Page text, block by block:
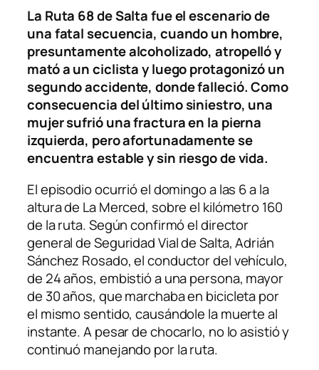
La Ruta 68 de Salta fue el escenario de
una fatal secuencia, cuando un hombre,
presuntamente alcoholizado, atropelló y
mató a un ciclista y luego protagonizó un
segundo accidente, donde falleció. Como
consecuencia del último siniestro, una
mujer sufrió una fractura en la pierna
izquierda, pero afortunadamente se
encuentra estable y sin riesgo de vida.
El episodio ocurrió el domingo a las 6 a la
altura de La Merced, sobre el kilómetro 160
de la ruta. Según confirmó el director
general de Seguridad Vial de Salta, Adrián
Sánchez Rosado, el conductor del vehículo,
de 24 años, embistió a una persona, mayor
de 30 años, que marchaba en bicicleta por
el mismo sentido, causándole la muerte al
instante. A pesar de chocarlo, no lo asistió y
continuó manejando por la ruta.